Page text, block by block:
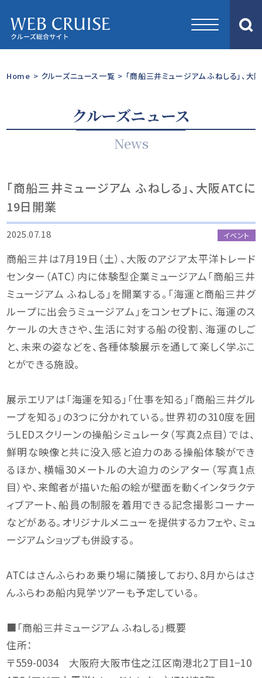
Home > クルーズニュース一覧 > 「商船三井ミュージアム ふねしる」、
クルーズニュース
News
「商船三井ミュージアム ふねしる」、大阪ATCに
19日開業
2025.07.18 イベント
商船三井は7月19日（土）、大阪のアジア太平洋トレード
センター（ATC）内に体験型企業ミュージアム「商船三井
ミュージアム ふねしる」を開業する。「海運と商船三井グ
ループに出会うミュージアム」をコンセプトに、海運のス
ケールの大きさや、生活に対する船の役割、海運のしご
と、未来の姿などを、各種体験展示を通して楽しく学ぶこ
とができる施設。
展示エリアは「海運を知る」「仕事を知る」「商船三井グル
ープを知る」の3つに分かれている。世界初の310度を囲
うLEDスクリーンの操船シミュレータ（写真2点目）では、
鮮明な映像と共に没入感と迫力のある操船体験ができ
るほか、横幅30メートルの大迫力のシアター（写真1点
目）や、来館者が描いた船の絵が壁面を動くインタラクテ
ィブアート、船員の制服を着用できる記念撮影コーナー
などがある。オリジナルメニューを提供するカフェや、ミュ
ージアムショップも併設する。
ATCはさんふらわあ乗り場に隣接しており、8月からはさ
んふらわあ船内見学ツアーも予定している。
■「商船三井ミュージアム ふねしる」概要
住所：
〒559-0034 大阪府大阪市住之江区南港北2丁目1−10